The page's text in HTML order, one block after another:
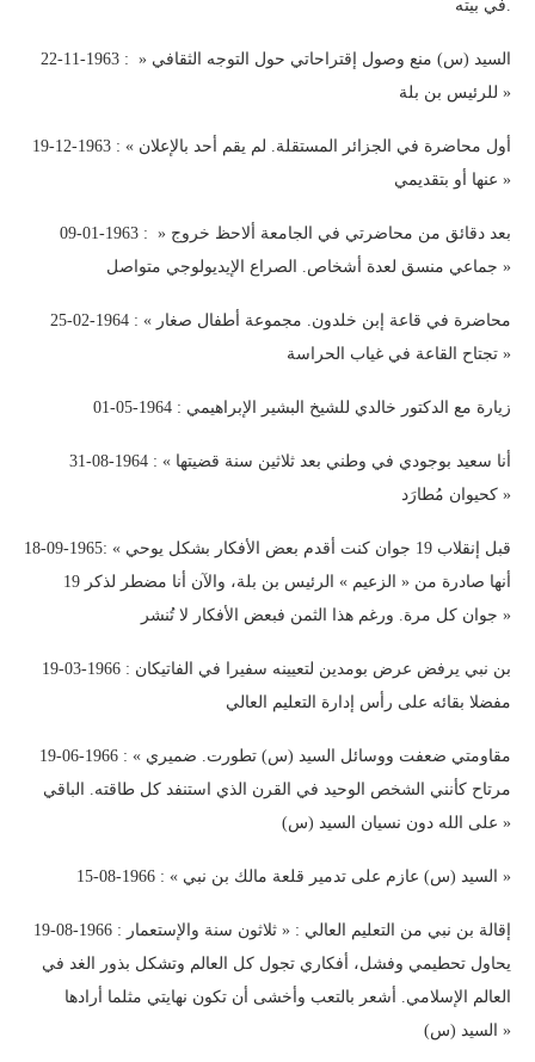
في بيته.
22-11-1963 : » السيد (س) منع وصول إقتراحاتي حول التوجه الثقافي
للرئيس بن بلة »
19-12-1963 : « أول محاضرة في الجزائر المستقلة. لم يقم أحد بالإعلان
عنها أو بتقديمي »
09-01-1963 : » بعد دقائق من محاضرتي في الجامعة ألاحظ خروج
جماعي منسق لعدة أشخاص. الصراع الإيديولوجي متواصل »
25-02-1964 : « محاضرة في قاعة إبن خلدون. مجموعة أطفال صغار
تجتاح القاعة في غياب الحراسة »
01-05-1964 : زيارة مع الدكتور خالدي للشيخ البشير الإبراهيمي
31-08-1964 : « أنا سعيد بوجودي في وطني بعد ثلاثين سنة قضيتها
كحيوان مُطارَد »
18-09-1965: « قبل إنقلاب 19 جوان كنت أقدم بعض الأفكار بشكل يوحي
أنها صادرة من « الزعيم » الرئيس بن بلة، والآن أنا مضطر لذكر 19
جوان كل مرة. ورغم هذا الثمن فبعض الأفكار لا تُنشر »
19-03-1966 : بن نبي يرفض عرض بومدين لتعيينه سفيرا في الفاتيكان
مفضلا بقائه على رأس إدارة التعليم العالي
19-06-1966 : « مقاومتي ضعفت ووسائل السيد (س) تطورت. ضميري
مرتاح كأنني الشخص الوحيد في القرن الذي استنفد كل طاقته. الباقي
على الله دون نسيان السيد (س) »
15-08-1966 : « السيد (س) عازم على تدمير قلعة مالك بن نبي »
19-08-1966 : إقالة بن نبي من التعليم العالي : « ثلاثون سنة والإستعمار
يحاول تحطيمي وفشل، أفكاري تجول كل العالم وتشكل بذور الغد في
العالم الإسلامي. أشعر بالتعب وأخشى أن تكون نهايتي مثلما أرادها
السيد (س) »